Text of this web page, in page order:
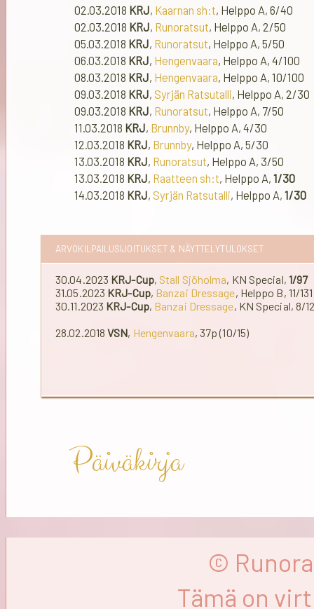
02.03.2018 KRJ, Kaarnan sh:t, Helppo A, 6/40
02.03.2018 KRJ, Runoratsut, Helppo A, 2/50
05.03.2018 KRJ, Runoratsut, Helppo A, 5/50
06.03.2018 KRJ, Hengenvaara, Helppo A, 4/100
08.03.2018 KRJ, Hengenvaara, Helppo A, 10/100
09.03.2018 KRJ, Syrjän Ratsutalli, Helppo A, 2/30
09.03.2018 KRJ, Runoratsut, Helppo A, 7/50
11.03.2018 KRJ, Brunnby, Helppo A, 4/30
12.03.2018 KRJ, Brunnby, Helppo A, 5/30
13.03.2018 KRJ, Runoratsut, Helppo A, 3/50
13.03.2018 KRJ, Raatteen sh:t, Helppo A, 1/30
14.03.2018 KRJ, Syrjän Ratsutalli, Helppo A, 1/30
ARVOKILPAILUSIJOITUKSET & NÄYTTELYTULOKSET
30.04.2023 KRJ-Cup, Stall Sjöholma, KN Special, 1/97
31.05.2023 KRJ-Cup, Banzai Dressage, Helppo B, 11/131
30.11.2023 KRJ-Cup, Banzai Dressage, KN Special, 8/
28.02.2018VSN, Hengenvaara, 37p (10/15)
Päiväkirja
©
Tämä on